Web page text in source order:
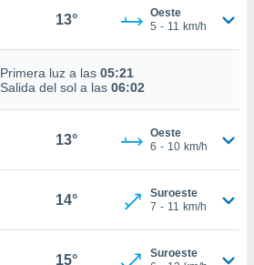
13°
Oeste
5 - 11 km/h
Primera luz a las 05:21
Salida del sol a las 06:02
13°
Oeste
6 - 10 km/h
14°
Suroeste
7 - 11 km/h
15°
Suroeste